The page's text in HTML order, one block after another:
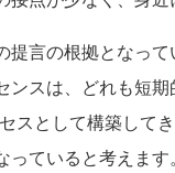
言の根拠となっ
ンスは、どれも短
スとして構築して
ていると考えます。